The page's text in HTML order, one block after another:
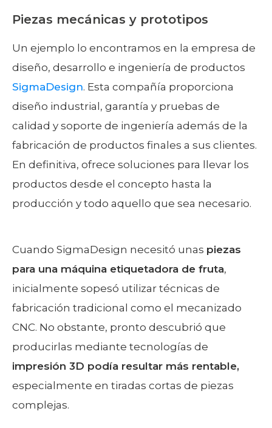
Piezas mecánicas y prototipos
Un ejemplo lo encontramos en la empresa de
diseño, desarrollo e ingeniería de productos
SigmaDesign. Esta compañía proporciona
diseño industrial, garantía y pruebas de
calidad y soporte de ingeniería además de la
fabricación de productos finales a sus clientes.
En definitiva, ofrece soluciones para llevar los
productos desde el concepto hasta la
producción y todo aquello que sea necesario.
Cuando SigmaDesign necesitó unas piezas
para una máquina etiquetadora de fruta,
inicialmente sopesó utilizar técnicas de
fabricación tradicional como el mecanizado
CNC. No obstante, pronto descubrió que
producirlas mediante tecnologías de
impresión 3D podía resultar más rentable,
especialmente en tiradas cortas de piezas
complejas.